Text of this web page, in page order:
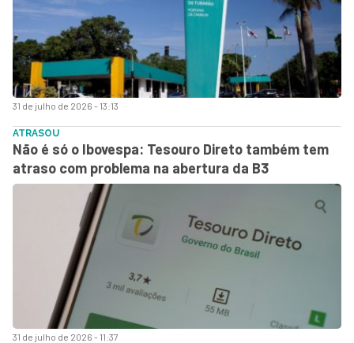
31 de julho de 2026 - 13:13
31 de julho de 2026 - 11:37
ATRASOU
Não é só o Ibovespa: Tesouro Direto também tem
atraso com problema na abertura da B3